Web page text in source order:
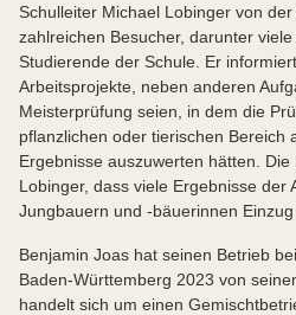
Schulleiter Michael Lobinger von
zahlreichen Besucher, darunter
Studierende der Schule. Er
Arbeitsprojekte, neben anderen
Meisterprüfung seien, in dem die
pflanzlichen oder tierischen Bereich
Ergebnisse auszuwerten hätten.
Lobinger, dass viele Ergebnisse der
Jungbauern und -bäuerinnen Einzug
Benjamin Joas hat seinen Betrieb
Baden-Württemberg 2023 von
handelt sich um einen